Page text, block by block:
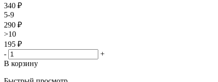
340 ₽
5-9
290 ₽
>10
195 ₽
-
+
В корзину